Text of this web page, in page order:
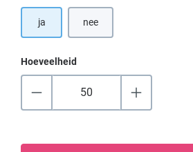
ja nee
Hoeveelheid